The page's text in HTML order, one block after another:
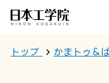
トップ かまトゥ＆